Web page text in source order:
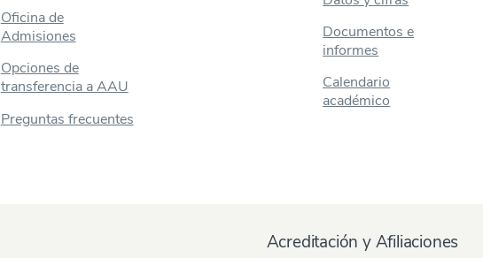
Oficina de
Admisiones
Opciones de
transferencia a AAU
Preguntas frecuentes
Documentos e
informes
Calendario
académico
Acreditación y Afiliaciones